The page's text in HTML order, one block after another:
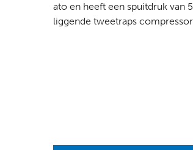
ato en heeft een spuitdruk van
liggende tweetraps